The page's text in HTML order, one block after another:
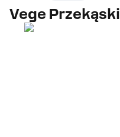
Vege Przekąski